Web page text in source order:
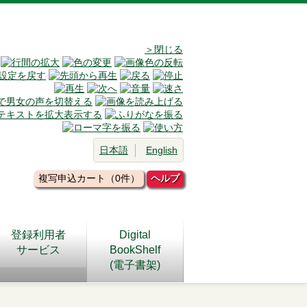
＞閉じる
日本語 English
複写申込カート（0件） ヘルプ
登録利用者
サービス
Digital
BookShelf
(電子書架)